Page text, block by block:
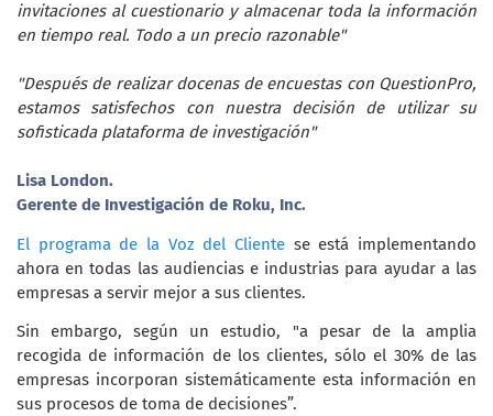
invitaciones al cuestionario y almacenar toda la información
en tiempo real. Todo a un precio razonable"
"Después de realizar docenas de encuestas con QuestionPro,
estamos satisfechos con nuestra decisión de utilizar su
sofisticada plataforma de investigación"
Lisa London.
Gerente de Investigación de Roku, Inc.
El programa de la Voz del Cliente se está implementando
ahora en todas las audiencias e industrias para ayudar a las
empresas a servir mejor a sus clientes.
Sin embargo, según un estudio, "a pesar de la amplia
recogida de información de los clientes, sólo el 30% de las
empresas incorporan sistemáticamente esta información en
sus procesos de toma de decisiones”.